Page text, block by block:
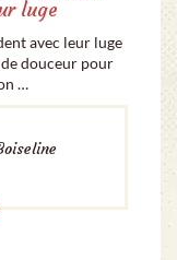
luge
avec leur luge
douceur pour
…